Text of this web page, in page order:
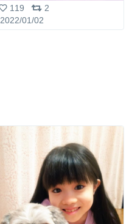
119
2
2022/01/02